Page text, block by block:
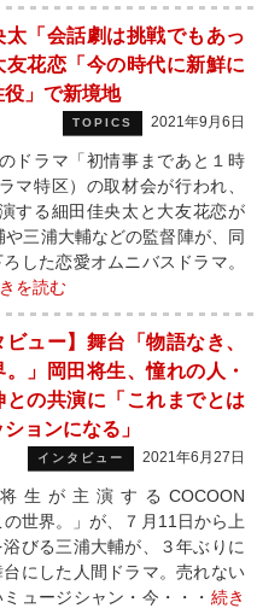
太「会話劇は挑戦でもあっ
花恋「今の時代に新鮮に
役」で新境地
TOPICS 2021年9月6日
ドラマ「初情事まであと１時
マ特区）の取材会が行われ、
する細田佳央太と大友花恋が
三浦大輔などの監督陣が、同
した恋愛オムニバスドラマ。
を読む
ビュー】舞台「物語なき、
。」岡田将生、憧れの人・
との共演に「これまでとは
ョンになる」
インタビュー 2021年6月27日
生が主演するCOCOON
世界。」が、７月11日から上
びる三浦大輔が、３年ぶりに
にした人間ドラマ。売れない
ュージシャン・今・・・ 続き